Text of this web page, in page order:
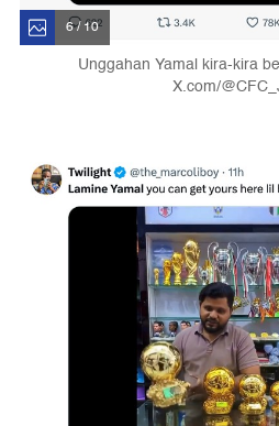
6 / 10
Unggahan Yamal kira-kira
X.com/